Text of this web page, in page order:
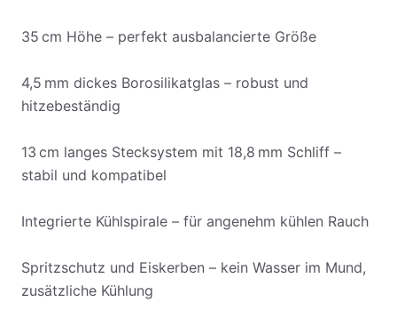
35 cm Höhe – perfekt ausbalancierte Größe
4,5 mm dickes Borosilikatglas – robust und
hitzebeständig
13 cm langes Stecksystem mit 18,8 mm Schliff –
stabil und kompatibel
Integrierte Kühlspirale – für angenehm kühlen Rauch
Spritzschutz und Eiskerben – kein Wasser im Mund,
zusätzliche Kühlung